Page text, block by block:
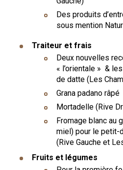
Des produits
sous mention
Traiteur et frais
Deux nouvelles
« l’orientale » &
de datte (Les
Grana padano râpé
Mortadelle (Rive
Fromage blanc au
miel) pour le petit-
(Rive Gauche et
Fruits et légumes